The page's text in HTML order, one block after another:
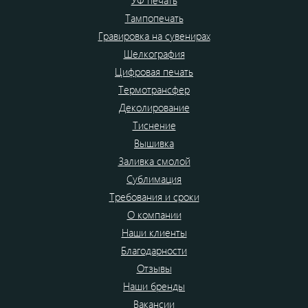
Тампопечать
Гравировка на сувенирах
Шелкография
Цифровая печать
Термотрансфер
Деколирование
Тиснение
Вышивка
Заливка смолой
Сублимация
Требования и сроки
О компании
Наши клиенты
Благодарности
Отзывы
Наши бренды
Вакансии